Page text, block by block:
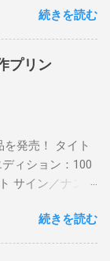
作でも健在。(
) 発売日：6月30
KISS カラー：
エディショ
550mm 価格：
ら から
続きを読む
プリン
発売！ タイト
ィション：100
サイン／ナンバ
エディション：
こちら から
続きを読む